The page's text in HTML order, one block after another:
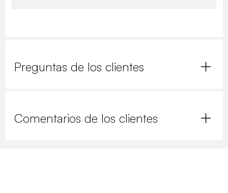
Preguntas de los clientes
Comentarios de los clientes